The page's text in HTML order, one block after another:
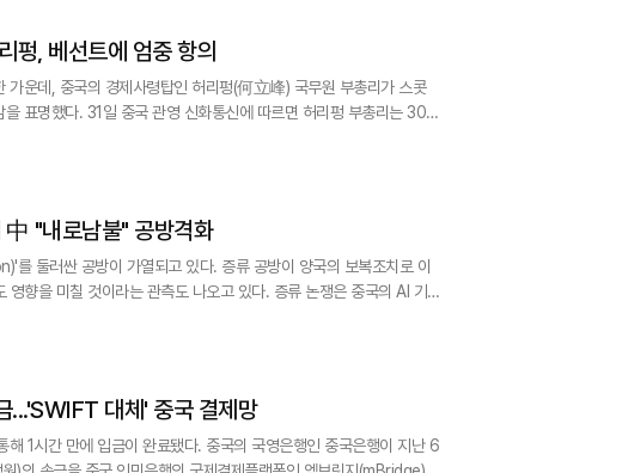
펑, 베선트에 엄중 항의
가운데, 중국의 경제사령탑인 허리펑(何立峰) 국무원 부총리가 스콧
허리펑 부총리는 30일
협상 진행 상황을 점검하고 양국의 주요 경제 현안을 논의했다. 이번
"내로남불" 공방격화
둘러싼 공방이 가열되고 있다. 증류 공방이 양국의 보복조치로 이
라는 관측도 나오고 있다. 증류 논쟁은 중국의 AI 기업
표하면서 비롯됐다. 키미3는 미국의 최상위 LLM에 근접하는 성능을
...'SWIFT 대체' 중국 결제망
료됐다. 중국의 국영은행인 중국은행이 지난 6